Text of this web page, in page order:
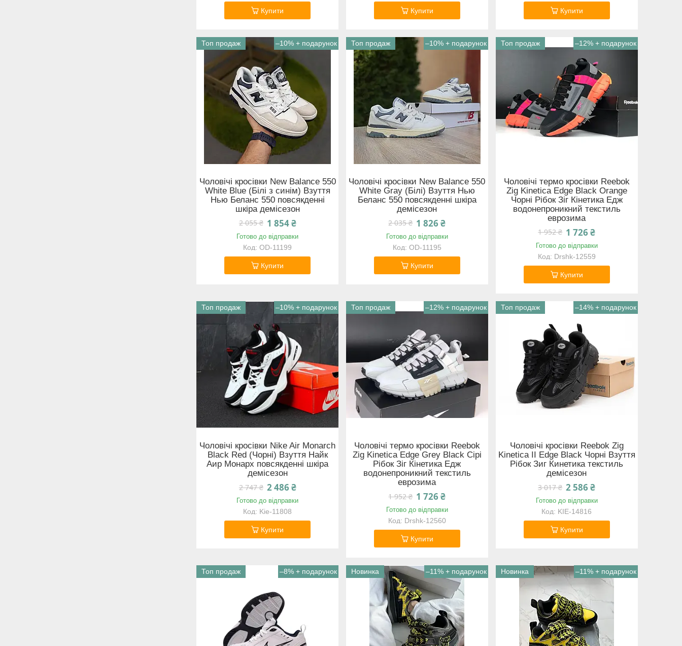
Купити Купити Купити
Топ продаж –10%
Чоловічі кросівки New Balance 550
White Blue (Білі з синім) Взуття
Нью Беланс 550 повсякденні
шкіра демісезон
2 055 ₴ 1 854 ₴
Готово до відправки
OD-11199
Купити
Топ продаж –10%
Чоловічі кросівки New Balance 550
White Gray (Білі) Взуття Нью
Беланс 550 повсякденні шкіра
демісезон
2 035 ₴ 1 826 ₴
Готово до відправки
OD-11195
Купити
Топ продаж –12%
Чоловічі термо кросівки Reebok
Zig Kinetica Edge Black Orange
Чорні Рібок Зіг Кінетика Едж
водонепроникний текстиль
еврозима
1 952 ₴ 1 726 ₴
Готово до відправки
Drshk-12559
Купити
Топ продаж –10%
Чоловічі кросівки Nike Air Monarch
Black Red (Чорні) Взуття Найк
Аир Монарх повсякденні шкіра
демісезон
2 747 ₴ 2 486 ₴
Готово до відправки
Kie-11808
Купити
Топ продаж –12%
Чоловічі термо кросівки Reebok
Zig Kinetica Edge Grey Black Сірі
Рібок Зіг Кінетика Едж
водонепроникний текстиль
еврозима
1 952 ₴ 1 726 ₴
Готово до відправки
Drshk-12560
Купити
Топ продаж –14%
Чоловічі кросівки Reebok Zig
Kinetica II Edge Black Чорні Взуття
Рібок Зиг Кинетика текстиль
демісезон
3 017 ₴ 2 586 ₴
Готово до відправки
KIE-14816
Купити
Топ продаж –8% Новинка –11% Новинка –11%